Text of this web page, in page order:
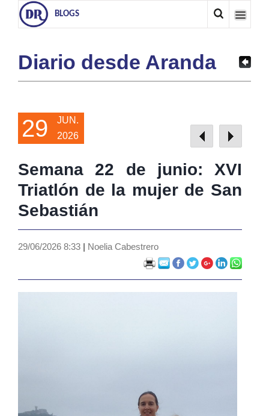
BLOGS
Diario desde Aranda
29
JUN.
2026
Semana 22 de junio: XVI
Triatlón de la mujer de San
Sebastián
29/06/2026 8:33 | Noelia Cabestrero